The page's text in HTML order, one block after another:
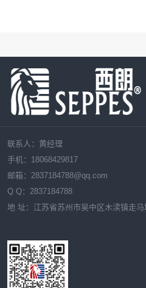
联系人：黄经理
手机：18068429817
邮箱： 2837184788@qq.com
Q Q： 2837184788
地 址：江苏省苏州市吴中区木渎镇走